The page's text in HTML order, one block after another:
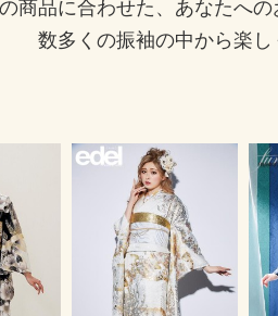
商品に合わせた、あなたへ
数多くの振袖の中から楽し